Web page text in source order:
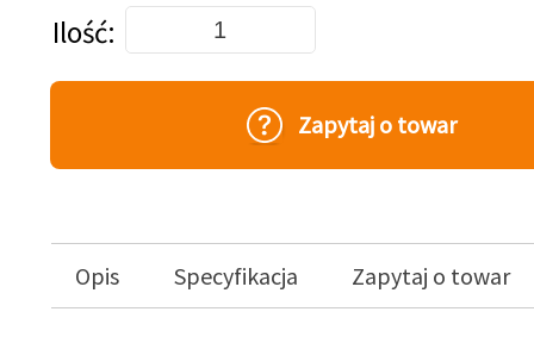
Dodaj do koszyka
Ilość
Zapytaj o towar
Opis Specyfikacja Zapytaj o towar